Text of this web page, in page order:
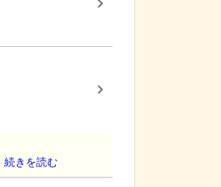
続きを読む